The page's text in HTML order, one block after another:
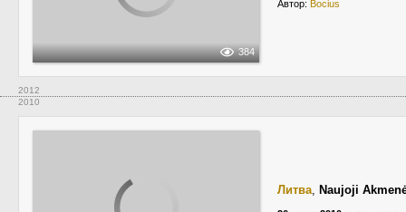
384
Автор: Bocius
2012
2010
Литва, Naujoji